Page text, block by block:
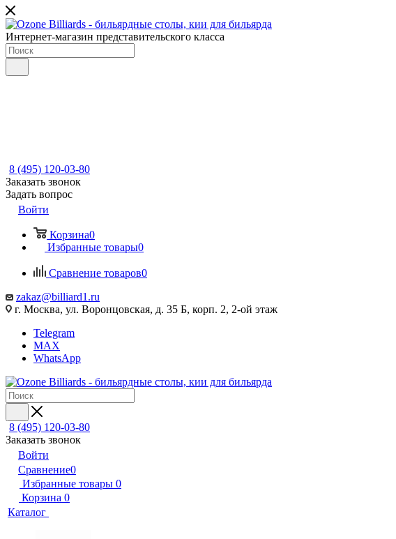
Интернет-магазин представительского класса
8 (495) 120-03-80
Заказать звонок
Задать вопрос
Войти
Корзина0
Избранные товары0
Сравнение товаров0
zakaz@billiard1.ru
г. Москва, ул. Воронцовская, д. 35 Б, корп. 2, 2-ой этаж
Telegram
MAX
WhatsApp
8 (495) 120-03-80
Заказать звонок
Войти
Сравнение0
Избранные товары 0
Корзина 0
Каталог